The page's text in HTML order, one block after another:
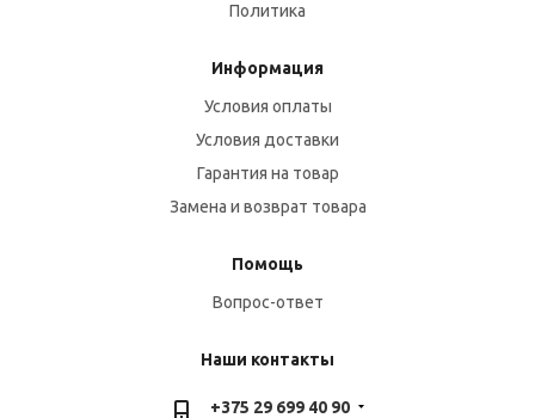
Политика
Информация
Условия оплаты
Условия доставки
Гарантия на товар
Замена и возврат товара
Помощь
Вопрос-ответ
Наши контакты
+375 29 699 40 90